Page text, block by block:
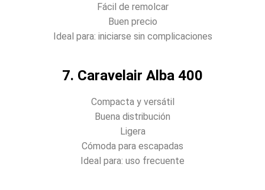
Fácil de remolcar
Buen precio
Ideal para: iniciarse sin complicaciones
7. Caravelair Alba 400
Compacta y versátil
Buena distribución
Ligera
Cómoda para escapadas
Ideal para: uso frecuente